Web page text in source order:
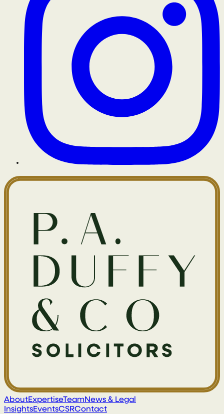
AboutExpertiseTeamNews & Legal
InsightsEventsCSRContact